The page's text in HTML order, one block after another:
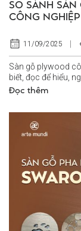
SO SÁNH SÀN
CÔNG
11/09/2025
Sàn gỗ plywood
biết, đọc để hiểu,
cốt tự nhiên hay...
Đọc thêm